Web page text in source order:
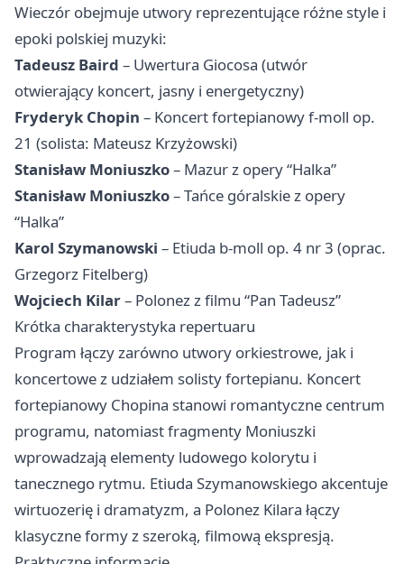
Wieczór obejmuje utwory reprezentujące różne style i
epoki polskiej muzyki:
Tadeusz Baird – Uwertura Giocosa (utwór
otwierający koncert, jasny i energetyczny)
Fryderyk Chopin – Koncert fortepianowy f-moll op.
21 (solista: Mateusz Krzyżowski)
Stanisław Moniuszko– Mazur z opery “Halka”
Stanisław Moniuszko– Tańce góralskie z opery
“Halka”
Karol Szymanowski – Etiuda b-moll op. 4 nr 3 (oprac.
Grzegorz Fitelberg)
Wojciech Kilar– Polonez z filmu “Pan Tadeusz”
Krótka charakterystyka repertuaru
Program łączy zarówno utwory orkiestrowe, jak i
koncertowe z udziałem solisty fortepianu. Koncert
fortepianowy Chopina stanowi romantyczne centrum
programu, natomiast fragmenty Moniuszki
wprowadzają elementy ludowego kolorytu i
tanecznego rytmu. Etiuda Szymanowskiego akcentuje
wirtuozerię i dramatyzm, a Polonez Kilara łączy
klasyczne formy z szeroką, filmową ekspresją.